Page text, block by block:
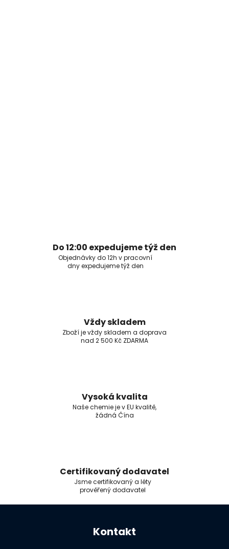
Do 12:00 expedujeme týž den
Objednávky do 12h v pracovní
dny expedujeme týž den
Vždy skladem
Zboží je vždy skladem a doprava
nad 2 500 Kč ZDARMA
Vysoká kvalita
Naše chemie je v EU kvalitě,
žádná Čína
Certifikovaný dodavatel
Jsme certifikovaný a léty
prověřený dodavatel
Z
Kontakt